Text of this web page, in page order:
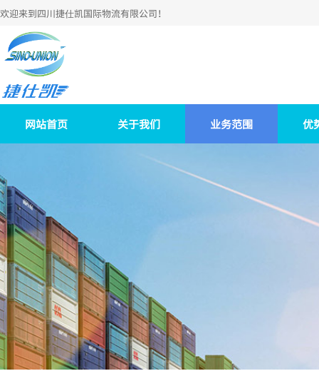
欢迎来到四川捷仕凯国际物流有限公司！
网站首页 关于我们 业务范围 优